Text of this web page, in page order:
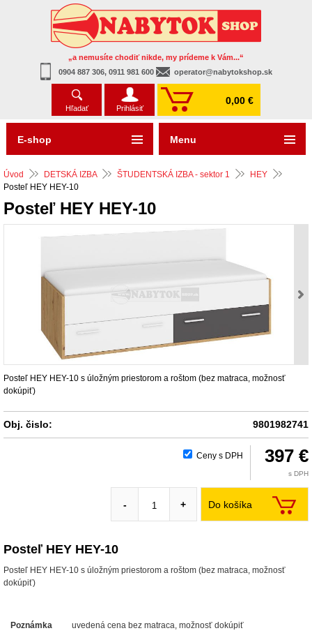
„a nemusíte chodiť nikde, my prídeme k Vám...“
0904 887 306, 0911 981 600
operator@nabytokshop.sk
Hľadať Prihlásiť
0,00 €
Úvod DETSKÁ IZBA ŠTUDENTSKÁ IZBA - sektor 1
HEY
Posteľ HEY HEY-10
Posteľ HEY HEY-10
Posteľ HEY HEY-10 s úložným priestorom a roštom (bez matraca, možnosť
dokúpiť)
Obj. čislo: 9801982741
Ceny s DPH 397 €
s DPH
Do košíka
- +
Posteľ HEY HEY-10
Posteľ HEY HEY-10 s úložným priestorom a roštom (bez matraca, možnosť
dokúpiť)
Poznámka uvedená cena bez matraca, možnosť dokúpiť
E-shop Menu